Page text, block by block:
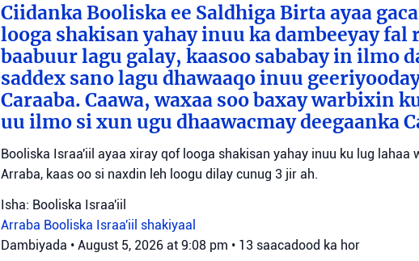
Ciidanka Booliska ee Saldhiga Birta ayaa
looga shakisan yahay inuu ka dambeeyay fal
baabuur lagu galay, kaasoo sababay in ilmo
saddex sano lagu dhawaaqo inuu
Caraaba. Caawa, waxaa soo baxay warbixin
uu ilmo si xun ugu dhaawacmay deegaanka
Booliska Israa'iil ayaa xiray qof looga shakisan yahay inuu ku lug lahaa
Arraba, kaas oo si naxdin leh loogu dilay cunug 3 jir ah.
Isha: Booliska Israa'iil
Arraba Booliska Israa'iil shakiyaal
Dambiyada • August 5, 2026 at 9:08 pm • 13 saacadood ka hor